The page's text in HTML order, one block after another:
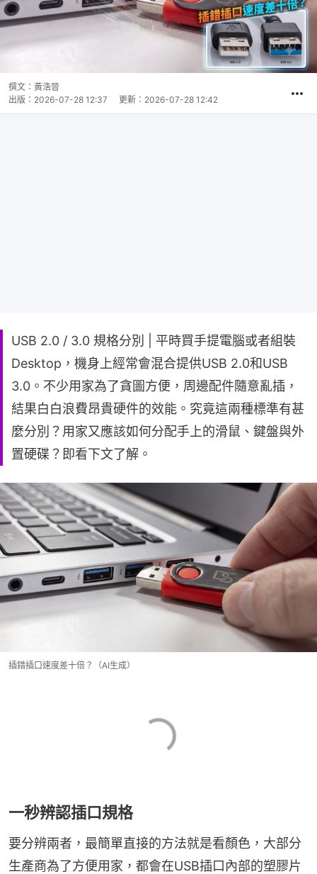
撰文： 黃浩晉
出版： 2026-07-28 12:37 更新： 2026-07-28 12:42
USB 2.0 / 3.0 規格分別 | 平時買手提電腦或者組裝
Desktop，機身上經常會混合提供USB 2.0和USB
3.0。不少用家為了貪圖方便，周邊配件隨意亂插，
結果白白浪費昂貴硬件的效能。究竟這兩種標準有甚
麼分別？用家又應該如何分配手上的滑鼠、鍵盤與外
置硬碟？即看下文了解。
插錯插口速度差十倍？（AI生成）
一秒辨認插口規格
要分辨兩者，最簡單直接的方法就是看顏色，大部分
生產商為了方便用家，都會在USB插口內部的塑膠片